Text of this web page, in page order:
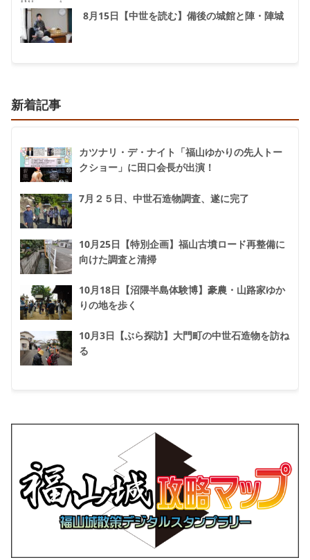
8月15日【中世を読む】備後の城館と陣・陣城
新着記事
カツナリ・デ・ナイト「福山ゆかりの先人トー
クショー」に田口会長が出演！
7月２５日、中世石造物調査、遂に完了
10月25日【特別企画】福山古墳ロード再整備に
向けた調査と清掃
10月18日【沼隈半島体験博】豪農・山路家ゆか
りの地を歩く
10月3日【ぶら探訪】大門町の中世石造物を訪ね
る